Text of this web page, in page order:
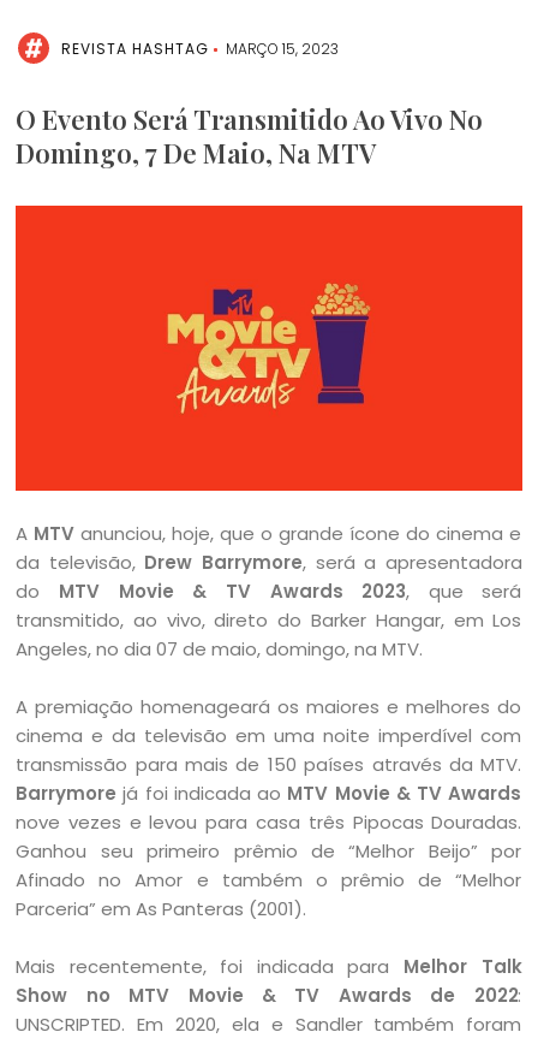
REVISTA HASHTAG MARÇO 15, 2023
O Evento Será Transmitido Ao Vivo No
Domingo, 7 De Maio, Na MTV
A MTV anunciou, hoje, que o grande ícone do cinema e
da televisão, Drew Barrymore, será a apresentadora
do MTV Movie & TV Awards 2023, que será
transmitido, ao vivo, direto do Barker Hangar, em Los
Angeles, no dia 07 de maio, domingo, na MTV.
A premiação homenageará os maiores e melhores do
cinema e da televisão em uma noite imperdível com
transmissão para mais de 150 países através da MTV.
Barrymore já foi indicada ao MTV Movie & TV Awards
nove vezes e levou para casa três Pipocas Douradas.
Ganhou seu primeiro prêmio de “Melhor Beijo” por
Afinado no Amor e também o prêmio de “Melhor
Parceria” em As Panteras (2001).
Mais recentemente, foi indicada para Melhor Talk
Show no MTV Movie & TV Awards de 2022:
UNSCRIPTED. Em 2020, ela e Sandler também foram